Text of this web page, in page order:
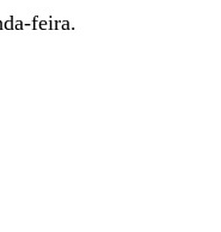
feira.